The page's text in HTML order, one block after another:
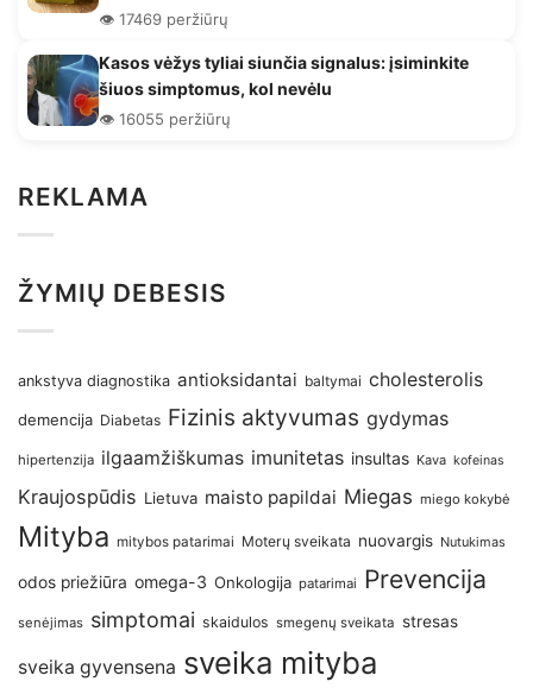
👁️ 17469 peržiūrų
Kasos vėžys tyliai siunčia signalus: įsiminkite
šiuos simptomus, kol nevėlu
👁️ 16055 peržiūrų
REKLAMA
ŽYMIŲ DEBESIS
ankstyva diagnostika antioksidantai baltymai cholesterolis
demencija Diabetas Fizinis aktyvumas gydymas
hipertenzija ilgaamžiškumas imunitetas insultas Kava kofeinas
Kraujospūdis Lietuva maisto papildai Miegas miego kokybė
Mityba mitybos patarimai Moterų sveikata nuovargis Nutukimas
odos priežiūra omega-3 Onkologija patarimai Prevencija
senėjimas simptomai skaidulos smegenų sveikata stresas
sveika gyvensena sveika mityba